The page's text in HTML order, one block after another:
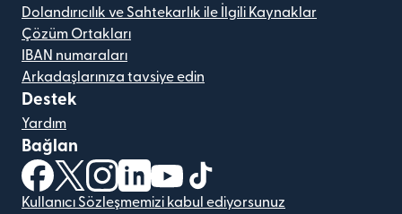
Dolandırıcılık ve Sahtekarlık ile İlgili Kaynaklar
Çözüm Ortakları
IBAN numaraları
Arkadaşlarınıza tavsiye edin
Destek
Yardım
Bağlan
(yeni pencerede açılır)
(yeni pencerede açılır)
(yeni pencerede açılır)
(yeni pencerede açılır)
(yeni pencerede açılır)
Kullanıcı Sözleşmemizi kabul ediyorsunuz